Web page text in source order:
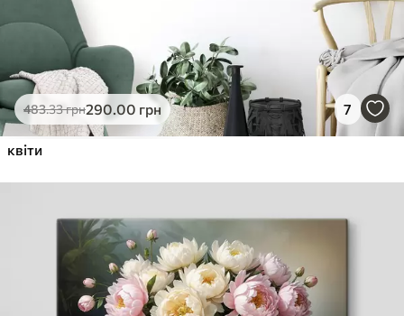
483.33грн290.00 грн 7
квіти